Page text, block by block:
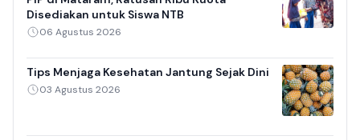
Disediakan untuk Siswa NTB
06 Agustus 2026
Tips Menjaga Kesehatan Jantung Sejak Dini
03 Agustus 2026